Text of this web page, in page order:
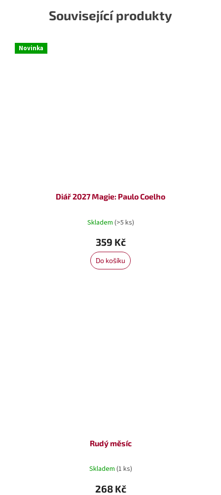
Související produkty
Novinka
Diář 2027 Magie: Paulo Coelho
Skladem (>5 ks)
359 Kč
Do košíku
Rudý měsíc
Skladem (1 ks)
268 Kč